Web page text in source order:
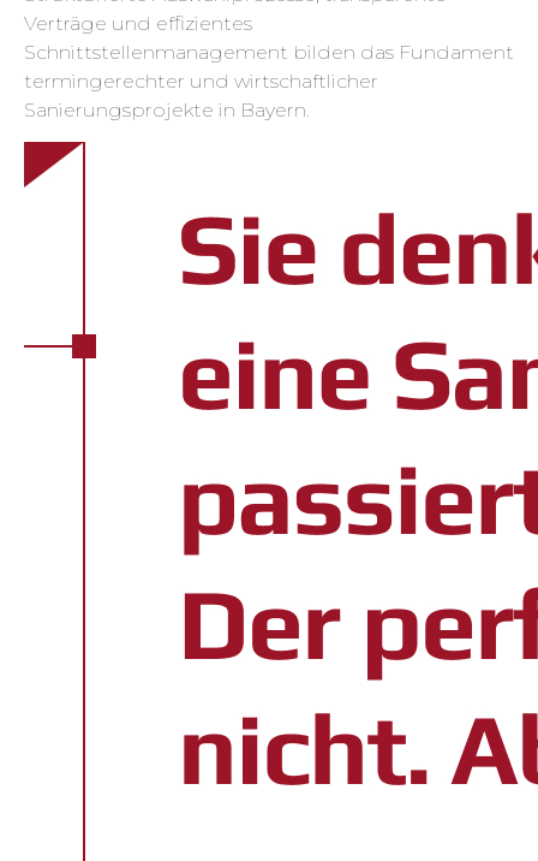
Verträge und effizientes
Schnittstellenmanagement bilden das Fundament
termingerechter und wirtschaftlicher
Sanierungsprojekte in Bayern.